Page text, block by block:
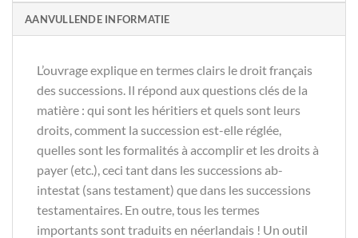
AANVULLENDE INFORMATIE
L’ouvrage explique en termes clairs le droit français
des successions. Il répond aux questions clés de la
matière : qui sont les héritiers et quels sont leurs
droits, comment la succession est-elle réglée,
quelles sont les formalités à accomplir et les droits à
payer (etc.), ceci tant dans les successions ab-
intestat (sans testament) que dans les successions
testamentaires. En outre, tous les termes
importants sont traduits en néerlandais ! Un outil